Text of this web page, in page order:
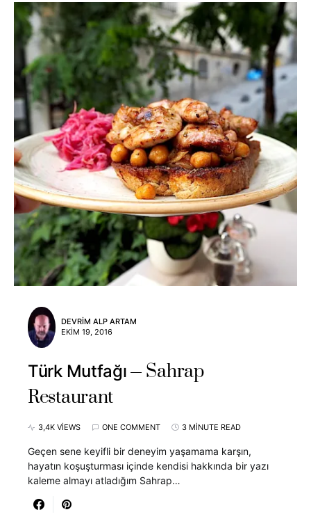
DEVRIM ALP ARTAM
EKIM 19, 2016
Türk Mutfağı
Sahrap
Restaurant
3,4K VIEWS ONE COMMENT 3 MINUTE READ
Geçen sene keyifli bir deneyim yaşamama karşın,
hayatın koşuşturması içinde kendisi hakkında bir yazı
kaleme almayı atladığım Sahrap…